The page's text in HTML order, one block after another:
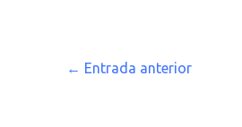
← Entrada anterior